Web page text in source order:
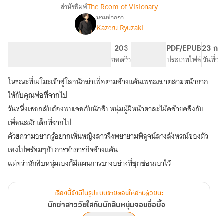
ใส
นักสืบ
ซื่อ
บื้อ
เล่ม
1
เรื่อง
นัก
ฆ่า
สาว
วัย
ใส
กับ
นักสืบ
จอม
ซื่อ
สำนักพิมพ์The Room of Visionary
นามปากกา
Kazeru Ryuzaki
203
ยอดวิว
PDF/EPUB
ประเภทไฟล์
23
วันที่
ในขณะที่เมโมะเข้าสู่โลกนักฆ่าเพื่อตามล้างแค้นเพชฌฆาตสวมหน้ากาก
ให้กับคุณพ่อที่จากไป
วันหนึ่งเธอกลับต้องพบเจอกับนักสืบหนุ่มผู้มีหน้าตาละไม้คล้ายคลึงกับ
เพื่อนสมัยเด็กที่จากไป
ด้วยความอยากรู้อยากเห็นหญิงสาวจึงพยายามพิสูจน์ลางสังหรณ์ของตัว
เองไปพร้อมๆกับการทำภารกิจล้างแค้น
แต่ทว่านักสืบหนุ่มเองก็มีแผนการบางอย่างที่ซุกซ่อนเอาไว้
เรื่องนี้ยังมีในรูปแบบรายตอนให้อ่านด้วยนะ
นักฆ่าสาววัยใสกับนักสืบหนุ่มจอมซื่อบื้อ